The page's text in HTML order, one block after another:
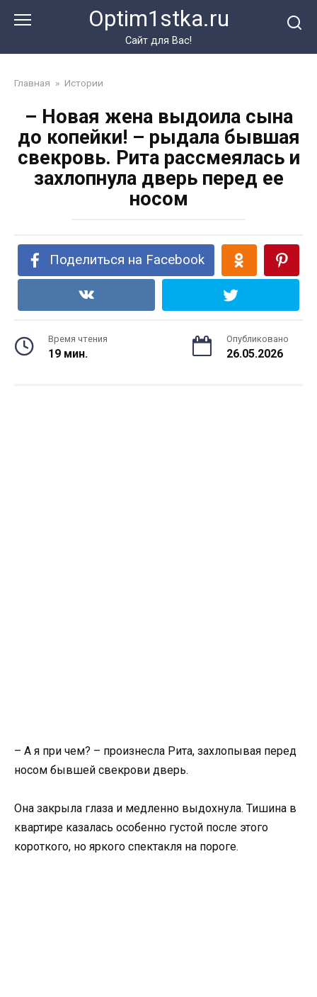
Optim1stka.ru
Сайт для Вас!
Главная » Истории
– Новая жена выдоила сына
до копейки! – рыдала бывшая
свекровь. Рита рассмеялась и
захлопнула дверь перед ее
носом
Поделиться на Facebook
Время чтения
19 мин.
Опубликовано
26.05.2026
– А я при чем? – произнесла Рита, захлопывая перед
носом бывшей свекрови дверь.
Она закрыла глаза и медленно выдохнула. Тишина в
квартире казалась особенно густой после этого
короткого, но яркого спектакля на пороге.